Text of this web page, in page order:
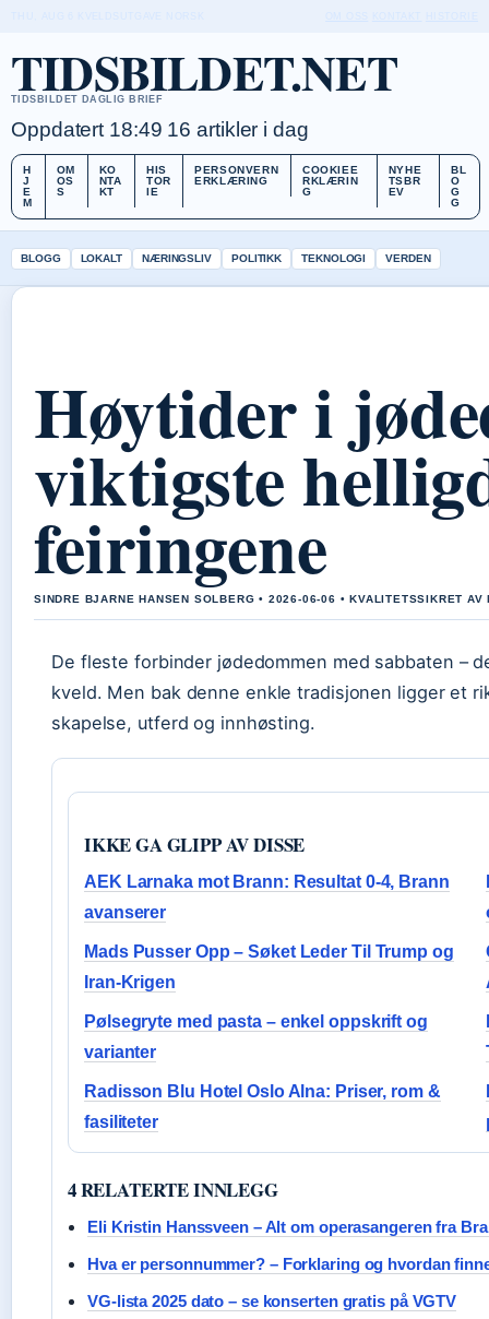
TIDSBILDET.NET
TIDSBILDET DAGLIG BRIEF
Oppdatert 18:49 16 artikler i dag
H
J
E
M
OM
OS
S
KO
NTA
KT
HIS
TOR
IE
PERSONVERN
ERKLÆRING
COOKIEE
RKLÆRIN
G
NYHE
TSBR
EV
BL
O
G
G
BLOGG LOKALT NÆRINGSLIV POLITIKK TEKNOLOGI VERDEN
Høytider i
viktigste
feiringene
SINDRE BJARNE HANSEN SOLBERG • 2026-06-06 • KVALITETSSIKRET AV
De fleste forbinder jødedommen med sabbaten –
kveld. Men bak denne enkle tradisjonen ligger et
skapelse, utferd og innhøsting.
IKKE GA GLIPP AV DISSE
AEK Larnaka mot Brann: Resultat 0-4, Brann
avanserer
Mads Pusser Opp – Søket Leder Til Trump og
Iran-Krigen
Pølsegryte med pasta – enkel oppskrift og
varianter
Radisson Blu Hotel Oslo Alna: Priser, rom &
fasiliteter
4 RELATERTE INNLEGG
Eli Kristin Hanssveen – Alt om operasangeren fra
Hva er personnummer? – Forklaring og hvordan
VG-lista 2025 dato – se konserten gratis på VGTV